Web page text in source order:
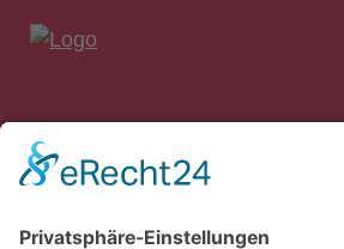
bankon Management
85609 Aschheim/München